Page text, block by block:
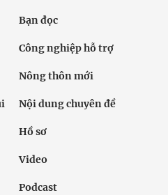
Bạn đọc
Công nghiệp hỗ trợ
Nông thôn mới
Nội dung chuyên đề
Hồ sơ
Video
Podcast